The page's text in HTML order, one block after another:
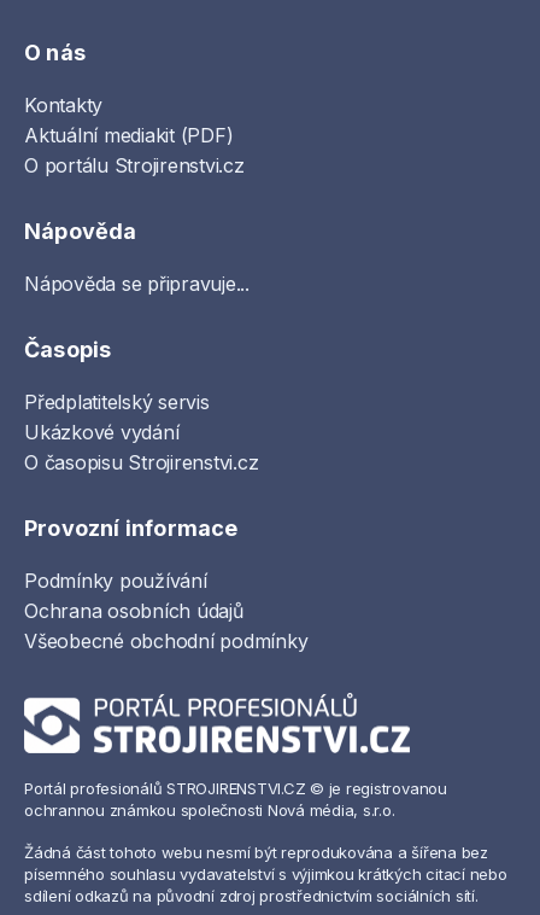
O nás
Kontakty
Aktuální mediakit (PDF)
O portálu Strojirenstvi.cz
Nápověda
Nápověda se připravuje...
Časopis
Předplatitelský servis
Ukázkové vydání
O časopisu Strojirenstvi.cz
Provozní informace
Podmínky používání
Ochrana osobních údajů
Všeobecné obchodní podmínky
Portál profesionálů STROJIRENSTVI.CZ © je registrovanou
ochrannou známkou společnosti Nová média, s.r.o.
Žádná část tohoto webu nesmí být reprodukována a šířena bez
písemného souhlasu vydavatelství s výjimkou krátkých citací nebo
sdílení odkazů na původní zdroj prostřednictvím sociálních sítí.